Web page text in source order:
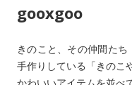
gooxgoo
きのこと、その仲間た
手作りしている「きのこ